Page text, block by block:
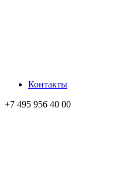
Контакты
+7 495 956 40 00